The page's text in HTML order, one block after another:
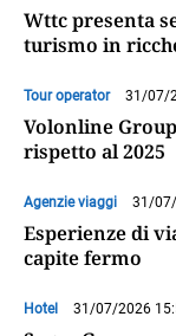
Wttc presenta
turismo in
Tour operator 31/07/
Volonline
rispetto al 2025
Agenzie viaggi 31/
Esperienze di
capite fermo
Hotel 31/07/2026